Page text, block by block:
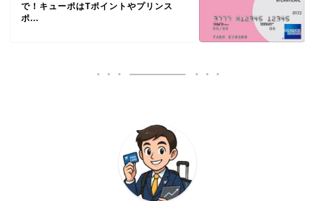
で！キューポはTポイントやプリンス
ポ...